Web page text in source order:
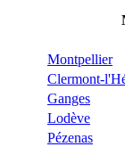
Montpellier
Clermont-
Ganges
Lodève
Pézenas